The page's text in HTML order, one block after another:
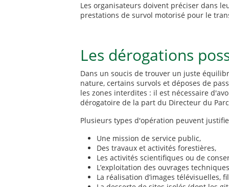
Les organisateurs doivent préciser dans
prestations de survol motorisé pour le
Les dérogations
Dans un soucis de trouver un juste
nature, certains survols et déposes de
les zones interdites : il est nécessaire
dérogatoire de la part du Directeur du
Plusieurs types d'opération peuvent
Une mission de service public,
Des travaux et activités forestières,
Les activités scientifiques ou de
L’exploitation des ouvrages
La réalisation d’images télévisuelles,